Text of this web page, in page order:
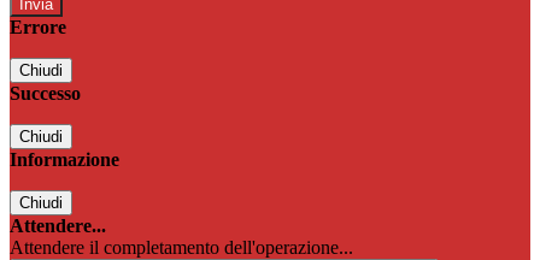
Errore
Chiudi
Successo
Chiudi
Informazione
Chiudi
Attendere...
Attendere il completamento dell'operazione...